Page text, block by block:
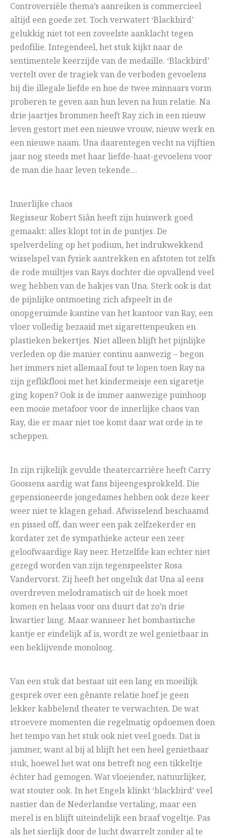
Controversiële thema’s aanreiken is commercieel
altijd een goede zet. Toch verwatert ‘Blackbird’
gelukkig niet tot een zoveelste aanklacht tegen
pedofilie. Integendeel, het stuk kijkt naar de
sentimentele keerzijde van de medaille. ‘Blackbird’
vertelt over de tragiek van de verboden gevoelens
bij die illegale liefde en hoe de twee minnaars vorm
proberen te geven aan hun leven na hun relatie. Na
drie jaartjes brommen heeft Ray zich in een nieuw
leven gestort met een nieuwe vrouw, nieuw werk en
een nieuwe naam. Una daarentegen vecht na vijftien
jaar nog steeds met haar liefde-haat-gevoelens voor
de man die haar leven tekende…
Innerlijke chaos
Regisseur Robert Siân heeft zijn huiswerk goed
gemaakt: alles klopt tot in de puntjes. De
spelverdeling op het podium, het indrukwekkend
wisselspel van fysiek aantrekken en afstoten tot zelfs
de rode muiltjes van Rays dochter die opvallend veel
weg hebben van de hakjes van Una. Sterk ook is dat
de pijnlijke ontmoeting zich afspeelt in de
onopgeruimde kantine van het kantoor van Ray, een
vloer volledig bezaaid met sigarettenpeuken en
plastieken bekertjes. Niet alleen blijft het pijnlijke
verleden op die manier continu aanwezig – begon
het immers niet allemaal fout te lopen toen Ray na
zijn geflikflooi met het kindermeisje een sigaretje
ging kopen? Ook is de immer aanwezige puinhoop
een mooie metafoor voor de innerlijke chaos van
Ray, die er maar niet toe komt daar wat orde in te
scheppen.
In zijn rijkelijk gevulde theatercarrière heeft Carry
Goossens aardig wat fans bijeengesprokkeld. Die
gepensioneerde jongedames hebben ook deze keer
weer niet te klagen gehad. Afwisselend beschaamd
en pissed off, dan weer een pak zelfzekerder en
kordater zet de sympathieke acteur een zeer
geloofwaardige Ray neer. Hetzelfde kan echter niet
gezegd worden van zijn tegenspeelster Rosa
Vandervorst. Zij heeft het ongeluk dat Una al eens
overdreven melodramatisch uit de hoek moet
komen en helaas voor ons duurt dat zo’n drie
kwartier lang. Maar wanneer het bombastische
kantje er eindelijk af is, wordt ze wel genietbaar in
een beklijvende monoloog.
Van een stuk dat bestaat uit een lang en moeilijk
gesprek over een gênante relatie hoef je geen
lekker kabbelend theater te verwachten. De wat
stroevere momenten die regelmatig opdoemen doen
het tempo van het stuk ook niet veel goeds. Dat is
jammer, want al bij al blijft het een heel genietbaar
stuk, hoewel het wat ons betreft nog een tikkeltje
échter had gemogen. Wat vloeiender, natuurlijker,
wat stouter ook. In het Engels klinkt ‘blackbird’ veel
nastier dan de Nederlandse vertaling, maar een
merel is en blijft uiteindelijk een braaf vogeltje. Pas
als het sierlijk door de lucht dwarrelt zonder al te